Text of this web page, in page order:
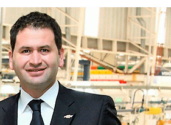
AEADE Industria Motociclismo
Movilidad
Campaña busca cambiar
destino de los
en la región